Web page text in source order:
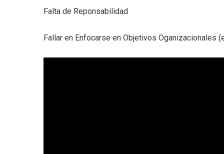
Falta de Reponsabilidad
Fallar en Enfocarse en Objetivos Oganizacionales